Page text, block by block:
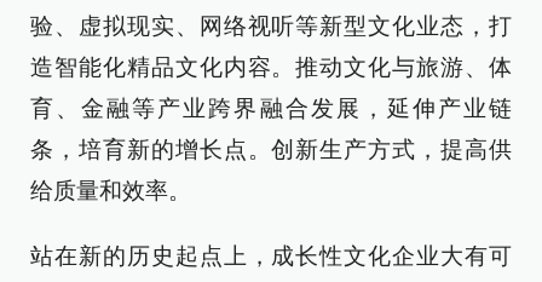
验、虚拟现实、网络视听等新型文化业态，打
造智能化精品文化内容。推动文化与旅游、体
育、金融等产业跨界融合发展，延伸产业链
条，培育新的增长点。创新生产方式，提高供
给质量和效率。
站在新的历史起点上，成长性文化企业大有可